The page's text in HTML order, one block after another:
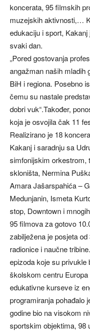
koncerata, 95 filmskih
muzejskih aktivnosti,…
edukaciju i sport,
svaki dan.
„Pored gostovanja
angažman naših mladih
BiH i regiona. Posebno
čemu su nastale
dobri vuk“.Također,
koja je osvojila čak 11
Realizirano je 18
Kakanj i saradnju sa
simfonijskim orkestrom,
skloništa, Nermina
Amara Jašarspahića –
Medunjanin, Ismeta
stop, Downtown i
95 filmova za gotovo
zabilježena je posjeta
radionice i naučne
epizoda koje su privukle
školskom centru
edukativne kurseve iz
programiranja pohađalo
godine bio na visokom
sportskim objektima, 98